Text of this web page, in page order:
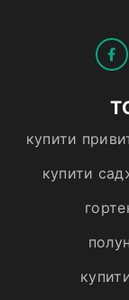
купити
купити